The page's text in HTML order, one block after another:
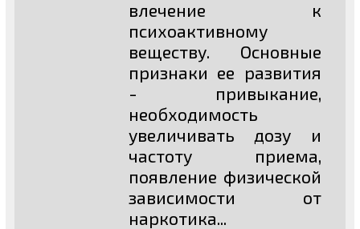
влечение к
психоактивному
веществу. Основные
признаки ее развития
- привыкание,
необходимость
увеличивать дозу и
частоту приема,
появление физической
зависимости от
наркотика...